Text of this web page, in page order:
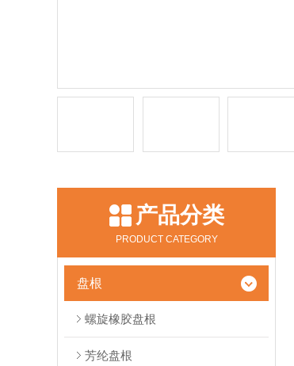
产品分类
PRODUCT CATEGORY
盘根
螺旋橡胶盘根
芳纶盘根